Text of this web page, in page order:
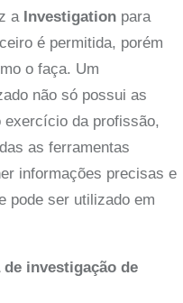
a Investigation para
é permitida, porém
o faça. Um
não só possui as
da profissão,
as ferramentas
informações precisas e
pode ser utilizado em
investigação de